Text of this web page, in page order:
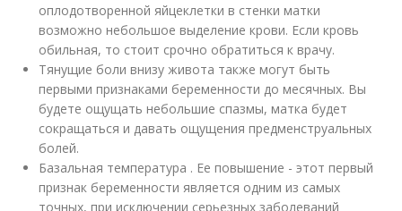
оплодотворенной яйцеклетки в стенки матки
возможно небольшое выделение крови. Если кровь
обильная, то стоит срочно обратиться к врачу.
Тянущие боли внизу живота также могут быть
первыми признаками беременности до месячных. Вы
будете ощущать небольшие спазмы, матка будет
сокращаться и давать ощущения предменструальных
болей.
Базальная температура . Ее повышение - этот первый
признак беременности является одним из самых
точных, при исключении серьезных заболеваний